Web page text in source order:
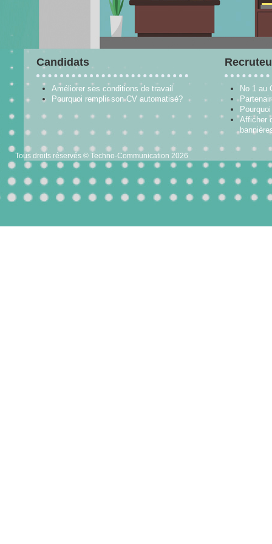
Candidats
Améliorer ses conditions de travail
Pourquoi remplir son CV automatisé?
No 1 au
Afficher
Tous droits réservés © Techno-Communication 2026